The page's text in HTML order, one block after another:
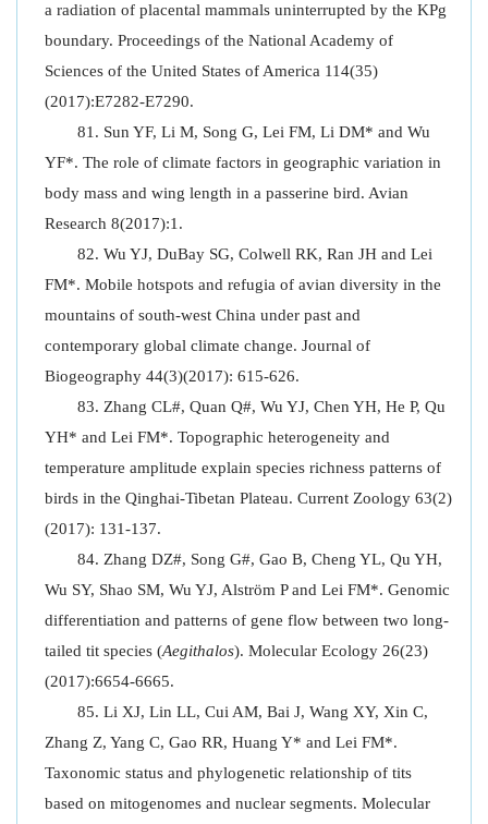
a radiation of placental mammals uninterrupted by the KPg
boundary. Proceedings of the National Academy of
Sciences of the United States of America 114(35)
(2017):E7282-E7290.
Sun YF, Li M, Song G, Lei FM, Li DM* and Wu
YF*. The role of climate factors in geographic variation in
body mass and wing length in a passerine bird. Avian
Research 8(2017):1.
Wu YJ, DuBay SG, Colwell RK, Ran JH and Lei
FM*. Mobile hotspots and refugia of avian diversity in the
mountains of south-west China under past and
contemporary global climate change. Journal of
Biogeography 44(3)(2017): 615-626.
Zhang CL#, Quan Q#, Wu YJ, Chen YH, He P, Qu
YH* and Lei FM*. Topographic heterogeneity and
temperature amplitude explain species richness patterns of
birds in the Qinghai-Tibetan Plateau. Current Zoology 63(2)
(2017): 131-137.
Zhang DZ#, Song G#, Gao B, Cheng YL, Qu YH,
Wu SY, Shao SM, Wu YJ, Alström P and Lei FM*. Genomic
differentiation and patterns of gene flow between two long-
tailed tit species (Aegithalos). Molecular Ecology 26(23)
(2017):6654-6665.
Li XJ, Lin LL, Cui AM, Bai J, Wang XY, Xin C,
Zhang Z, Yang C, Gao RR, Huang Y* and Lei FM*.
Taxonomic status and phylogenetic relationship of tits
based on mitogenomes and nuclear segments. Molecular